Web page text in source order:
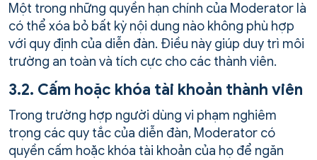
Một trong những quyền hạn chính của Moderator là
có thể xóa bỏ bất kỳ nội dung nào không phù hợp
với quy định của diễn đàn. Điều này giúp duy trì môi
trường an toàn và tích cực cho các thành viên.
3.2. Cấm hoặc khóa tài khoản thành viên
Trong trường hợp người dùng vi phạm nghiêm
trọng các quy tắc của diễn đàn, Moderator có
quyền cấm hoặc khóa tài khoản của họ để ngăn